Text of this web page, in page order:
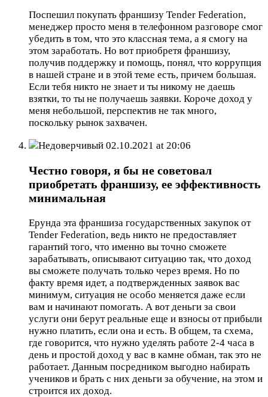
Поспешил покупать франшизу Tender Federation,
менеджер просто меня в телефонном разговоре смог
убедить в том, что это классная тема, а я смогу на
этом заработать. Но вот приобретя франшизу,
получив поддержку и помощь, понял, что коррупция
в нашей стране и в этой теме есть, причем большая.
Если тебя никто не знает и ты никому не даешь
взятки, то ты не получаешь заявки. Короче доход у
меня небольшой, перспектив не так много,
поскольку рынок захвачен.
Недоверчивый 02.10.2021 at 20:06
Честно говоря, я бы не советовал
приобретать франшизу, ее эффективность
минимальная
Ерунда эта франшиза государственных закупок от
Tender Federation, ведь никто не предоставляет
гарантий того, что именно вы точно сможете
зарабатывать, описывают ситуацию так, что доход
вы сможете получать только через время. Но по
факту время идет, а подтвержденных заявок вас
минимум, ситуация не особо меняется даже если
вам и начинают помогать. А вот деньги за свои
услуги они берут реальные еще и взносы от прибыли
нужно платить, если она и есть. В общем, та схема,
где говорится, что нужно уделять работе 2-4 часа в
день и простой доход у вас в камне обман, так это не
работает. Данным посредником выгодно набирать
учеников и брать с них деньги за обучение, на этом и
строится их доход.